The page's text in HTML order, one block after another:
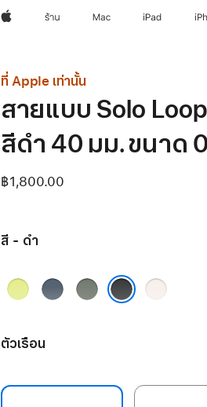
Appleร้าน Mac iPad
ที่ Apple เท่านั้น
สายแบบ Solo Loop
สีดำ 40 มม. ขนาด 0
฿1,800.00
สี - ดำ
เหลือง
นีออน
น้ำ
เงิน
อร์บลู
เทา
เขียว
ชม
ตัวเรือน